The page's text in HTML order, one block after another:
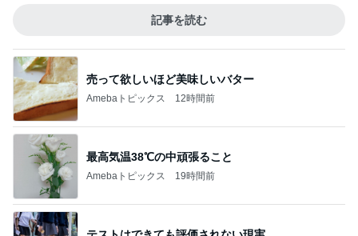
記事を読む
売って欲しいほど美味しいバター
Amebaトピックス 12時間前
最高気温38℃の中頑張ること
Amebaトピックス 19時間前